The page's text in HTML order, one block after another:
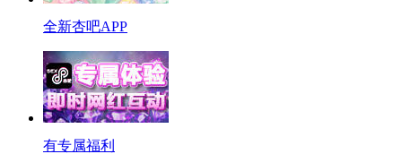
全新杏吧APP
有专属福利